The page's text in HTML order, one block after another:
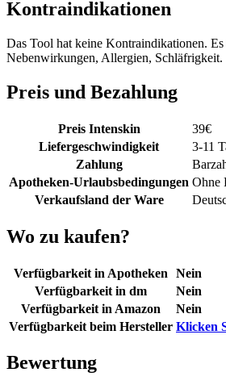
Kontraindikationen
Das Tool hat keine Kontraindikationen.
Nebenwirkungen, Allergien, Schläfrigkeit.
Preis und Bezahlung
Preis Intenskin 39€
Liefergeschwindigkeit
3-11
Zahlung
Apotheken-Urlaubsbedingungen Ohne
Verkaufsland der Ware
Wo zu kaufen?
Verfügbarkeit in Apotheken
Nein
Verfügbarkeit in dm
Nein
Verfügbarkeit in Amazon
Nein
Verfügbarkeit beim Hersteller Klicken
Bewertung